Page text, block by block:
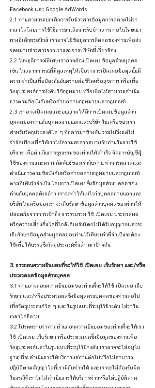
Facebook และ Google AdWords
2.1 ท่านสามารถยกเลิกการรับข่าวสารข้อมูลการตลาดไม่ว่า
เวลาใดโดยการใช้วิธีการยกเลิกการรับข่าวสารภายในโฆษณา
ทางอิเล็กทรอนิกส์ เราอาจใช้ข้อมูลการติดต่อของท่านเพื่อส่ง
จดหมายข่าวสารจากเราและจากบริษัทที่เกี่ยวข้อง
2.2 ในพฤติการณ์พิเศษเราอาจต้องเปิดเผยข้อมูลส่วนบุคคล
เช่น ในสถานการณ์ที่มีมูลเหตุให้เชื่อว่าการเปิดเผยข้อมูลนั้นมี
ความจำเป็นเพื่อป้องกันอันตรายต่อชีวิตหรือสุขภาพ หรือเพื่อ
วัตถุประสงค์การบังคับใช้กฎหมาย หรือเพื่อให้สามารถดำเนิน
การตามข้อบังคับหรือคำขอตามกฎหมายและกฎเกณฑ์
2.3 เราอาจเปิดเผยและอนุญาตให้มีการเปิดเผยข้อมูลส่วน
บุคคลของท่านกับบุคคลภายนอกและบริษัทในเครือของเรา
สำหรับวัตถุประสงค์ใด ๆ ที่กล่าวมาข้างต้น รวมไปถึงแต่ไม่
จำกัดเพียงเพื่อให้เราให้ความสะดวกสบายกับท่านในการใช้
บริการ เพื่อดำเนินการธุรกรรมของท่านให้สำเร็จ จัดการบัญชีผู้
ใช้ของท่านและความสัมพันธ์ของเรากับท่าน ทำการตลาดและ
ดำเนินการตามข้อบังคับหรือคำขอตามกฎหมายและกฎเกณฑ์
ตามที่เห็นว่าจำเป็น โดยการเปิดเผยซึ่งข้อมูลส่วนบุคคลของ
ท่านกับบุคคลดังกล่าว เราจะทำให้แน่ใจว่าบุคคลภายนอกและ
บริษัทในเครือของเราจะเก็บรักษาข้อมูลส่วนบุคคลของท่านให้
ปลอดภัยจากการเข้าถึง การรวบรวม ใช้ เปิดเผย ประมวลผล
หรือความเสี่ยงอื่นใดที่ใกล้เคียงกันโดยไม่ได้รับอนุญาตและจะ
เก็บรักษาข้อมูลส่วนบุคคลของท่านไว้เพียงเท่าที่จำเป็นจะต้อง
ใช้เพื่อให้บรรลุซึ่งวัตถุประสงค์ที่กล่าวมาข้างต้น
3. การถอนความยินยอมที่จะให้ใช้ เปิดเผย เก็บรักษา และ/หรือ
ประมวลผลข้อมูลส่วนบุคคล
3.1 ท่านอาจถอนความยินยอมของท่านที่จะให้ใช้ เปิดเผย เก็บ
รักษา และ/หรือประมวลผลซึ่งข้อมูลส่วนบุคคลของท่านต่อไป
เพื่อวัตถุประสงค์ใด ๆ และในรูปแบบที่ระบุไว้ข้างต้น ไม่ว่าใน
เวลาใดก็ตาม
3.2 โปรดทราบว่าหากท่านถอนความยินยอมของท่านที่จะให้เรา
ใช้ เปิดเผย เก็บรักษา หรือประมวลผลซึ่งข้อมูลของท่านเพื่อ
วัตถุประสงค์และในรูปแบบที่ระบุไว้ข้างต้น เราอาจจะไม่อยู่ใน
ฐานะที่จะดำเนินการให้บริการแก่ท่านต่อไปหรือไม่สามารถ
ปฏิบัติตามสัญญาใดที่เรามีกับท่านได้ และเราจะไม่ต้องรับผิด
ในกรณีที่เราไม่ได้ดำเนินการให้บริการท่านหรือไม่ปฏิบัติตาม